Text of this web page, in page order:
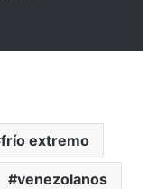
frío extremo
venezolanos